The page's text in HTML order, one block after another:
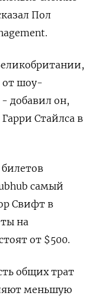
Пол
от шоу-
добавил он,
Стайлса в
самый
Свифт в
на
от $500.
общих трат
меньшую